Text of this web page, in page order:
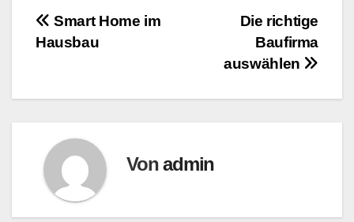
BeitragsnavigationDie richtige
Baufirma
auswählen
Smart Home im
Hausbau
Vonadmin